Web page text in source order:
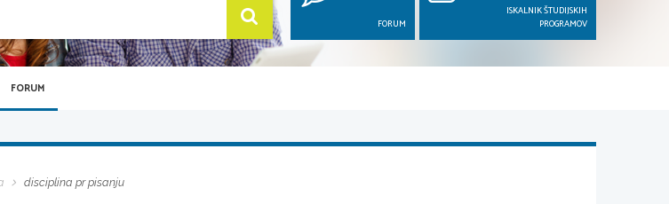
FORUM
ISKALNIK ŠTUDIJSKIH
PROGRAMOV
FORUM
disciplina pr pisanju